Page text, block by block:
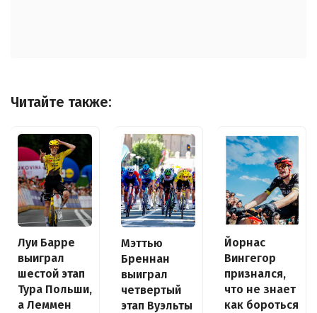
Читайте также:
Луи Барре
выиграл
шестой этап
Тура Польши,
а Леммен
Мэттью
Бреннан
выиграл
четвертый
этап Вуэльты
Йорнас
Вингегор
признался,
что не знает
как бороться